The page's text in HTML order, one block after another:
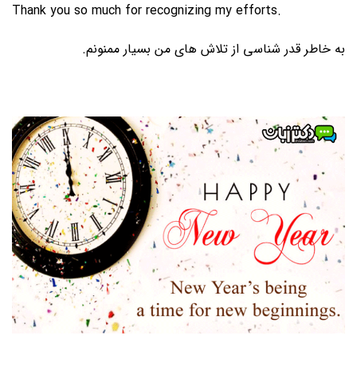
Thank you so much for recognizing my efforts.
به خاطر قدر شناسی از تلاش های من بسیار ممنونم.